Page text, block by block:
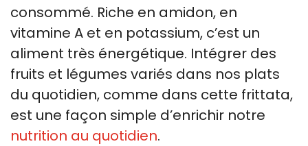
consommé. Riche en amidon, en
vitamine A et en potassium, c’est un
aliment très énergétique. Intégrer des
fruits et légumes variés dans nos plats
du quotidien, comme dans cette frittata,
est une façon simple d’enrichir notre
nutrition au quotidien.